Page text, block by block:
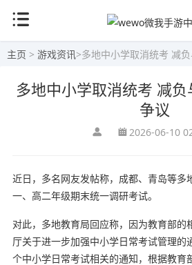
主页 > 游戏资讯>多地中小学取消统考 减
多地中小学取消统考 减
争议
2026-06-10
近日，多名网友发帖称，成都、青岛等多
一、高二年级期末统一调研考试。
对此，多地教育局回应称，因为教育部的
厅关于进一步加强中小学日常考试管理的
个中小学日常考试相关的通知，根据教育